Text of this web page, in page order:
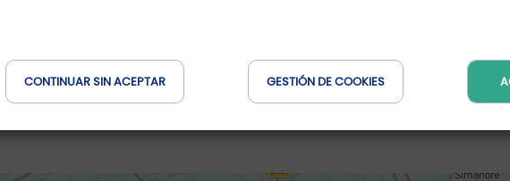
CONTINUAR SIN ACEPTAR GESTIÓN DE COOKIES